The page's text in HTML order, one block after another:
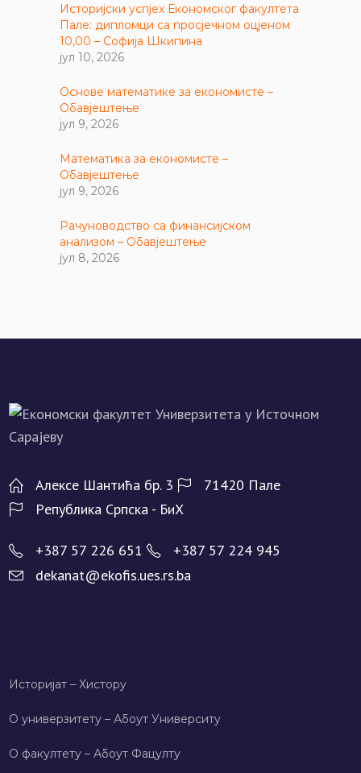
Историјски успјех Економског факултета
Пале: дипломци са просјечном оцјеном
10,00 – Софија Шкипина
јул 10, 2026
Основе математике за економисте –
Обавјештење
јул 9, 2026
Математика за економисте –
Обавјештење
јул 9, 2026
Рачуноводство са финансијском
анализом – Обавјештење
јул 8, 2026
Алeксe Шантића бр. 3
71420 Палe
Рeпублика Српска - БиХ
+387 57 226 651
+387 57 224 945
dekanat@ekofis.ues.rs.ba
Историјат – Хисторy
О универзитету – Абоут Университy
О факултету – Абоут Фацултy